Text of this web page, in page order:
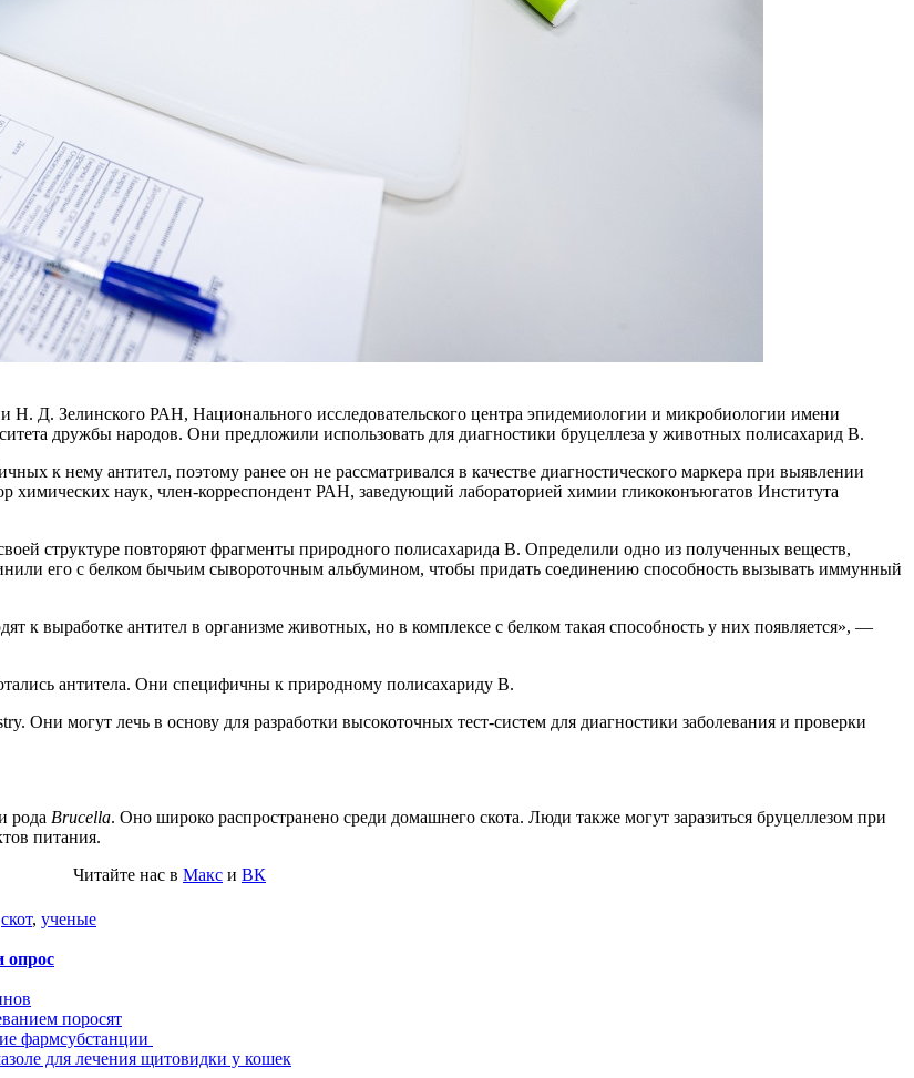
Д. Зелинского РАН, Национального исследовательского центра эпидемиологии и микробиологии имени
дружбы народов. Они предложили использовать для диагностики бруцеллеза у животных полисахарид B.
к нему антител, поэтому ранее он не рассматривался в качестве диагностического маркера при выявлении
химических наук, член-корреспондент РАН, заведующий лабораторией химии гликоконъюгатов Института
структуре повторяют фрагменты природного полисахарида В. Определили одно из полученных веществ,
его с белком бычьим сывороточным альбумином, чтобы придать соединению способность вызывать иммунный
к выработке антител в организме животных, но в комплексе с белком такая способность у них появляется», —
антитела. Они специфичны к природному полисахариду В.
Они могут лечь в основу для разработки высокоточных тест-систем для диагностики заболевания и проверки
рода Brucella. Оно широко распространено среди домашнего скота. Люди также могут заразиться бруцеллезом при
питания.
Читайте нас в Макс и ВК
скот, ученые
опрос
поросят
фармсубстанции
для лечения щитовидки у кошек